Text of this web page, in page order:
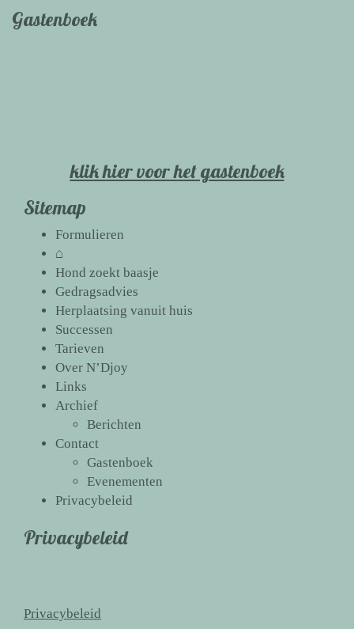
Gastenboek
klik hier voor het gastenboek
Sitemap
Formulieren
⌂
Hond zoekt baasje
Gedragsadvies
Herplaatsing vanuit huis
Successen
Tarieven
Over N’Djoy
Links
Archief
Berichten
Contact
Gastenboek
Evenementen
Privacybeleid
Privacybeleid
Privacybeleid